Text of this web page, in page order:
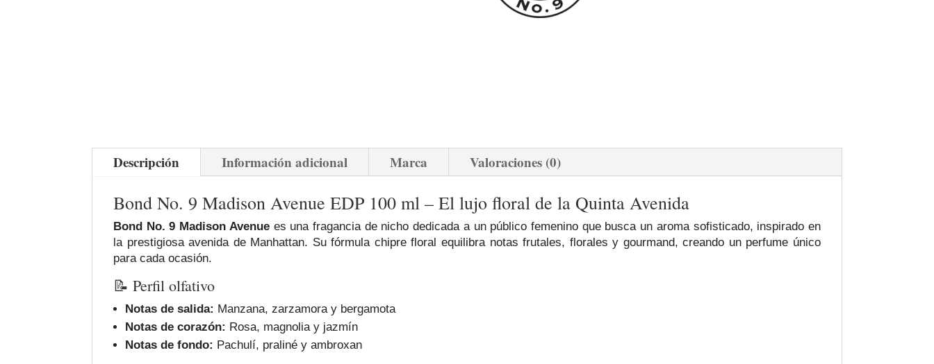
Descripción Información adicional Marca Valoraciones (0)
Bond No. 9 Madison Avenue EDP 100 ml – El lujo floral de la Quinta Avenida
Bond No. 9 Madison Avenuees una fragancia de nicho dedicada a un público femenino que busca un aroma sofisticado, inspirado en
la prestigiosa avenida de Manhattan. Su fórmula chipre floral equilibra notas frutales, florales y gourmand, creando un perfume único
para cada ocasión.
📝 Perfil olfativo
Notas de salida: Manzana, zarzamora y bergamota
Notas de corazón: Rosa, magnolia y jazmín
Notas de fondo: Pachulí, praliné y ambroxan